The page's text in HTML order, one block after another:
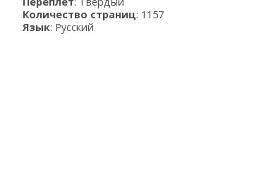
Количество страниц: 1157
Язык: Русский